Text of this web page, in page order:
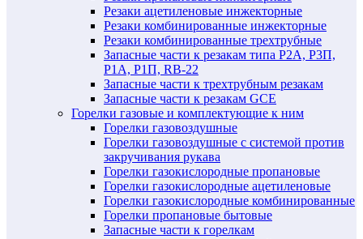
Резаки ацетиленовые инжекторные
Резаки комбинированные инжекторные
Резаки комбинированные трехтрубные
Запасные части к резакам типа Р2А, Р3П,
Р1А, Р1П, RB-22
Запасные части к трехтрубным резакам
Запасные части к резакам GCE
Горелки газовые и комплектующие к ним
Горелки газовоздушные
Горелки газовоздушные с системой против
закручивания рукава
Горелки газокислородные пропановые
Горелки газокислородные ацетиленовые
Горелки газокислородные комбинированные
Горелки пропановые бытовые
Запасные части к горелкам